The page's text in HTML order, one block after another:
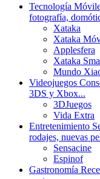
Tecnología
fotografía,
Xataka
Xataka
Applesfera
Xataka
Mundo
Videojuegos
3DS y Xbox...
3DJuegos
Vida Extra
Entretenimiento
rodajes, nuevas
Sensacine
Espinof
Gastronomía